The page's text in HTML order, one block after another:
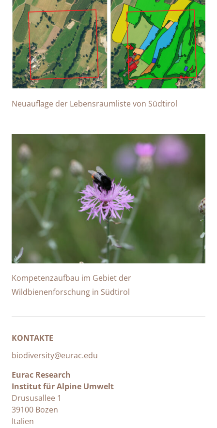
Neuauflage der Lebensraumliste von Südtirol
Kompetenzaufbau im Gebiet der
Wildbienenforschung in Südtirol
KONTAKTE
biodiversity@eurac.edu
Eurac Research
Institut für Alpine Umwelt
Drususallee 1
39100 Bozen
Italien